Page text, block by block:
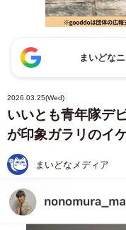
まいどな
2026.03.25(Wed)
いいとも青年隊デ
が印象ガラリのイ
まいどなメディア